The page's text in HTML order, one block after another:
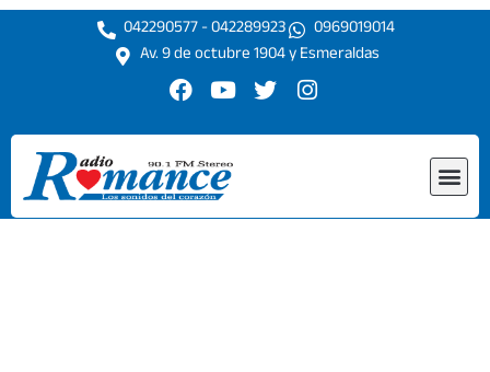
Ir
042290577 - 042289923
0969019014
Av. 9 de octubre 1904 y Esmeraldas
F
c
e
b
o
o
Y
u
t
u
b
e
T
i
r
I
s
r